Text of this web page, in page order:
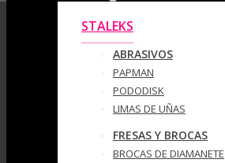
STALEKS
ABRASIVOS
PAPMAN
PODODISK
LIMAS DE UÑAS
FRESAS Y BROCAS
BROCAS DE DIAMANETE